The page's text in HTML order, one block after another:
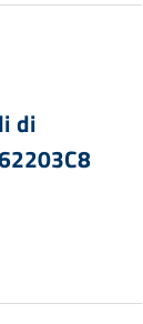
di